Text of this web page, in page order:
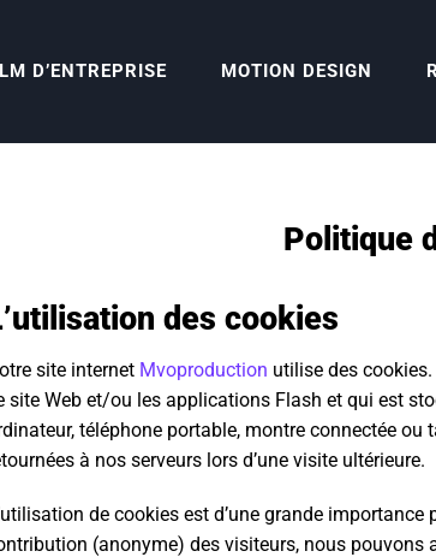
D’ENTREPRISE MOTION DESIGN
Politique
des cookies
site internet Mvoproduction utilise des
site Web et/ou les applications Flash et qui est
téléphone portable, montre connectée
à nos serveurs lors d’une visite ultérieure.
de cookies est d’une grande
(anonyme) des visiteurs, nous pouvons